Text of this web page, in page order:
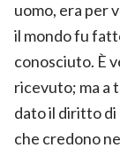
uomo, era per
il mondo fu
conosciuto. È
ricevuto; ma a
dato il diritto di
che credono